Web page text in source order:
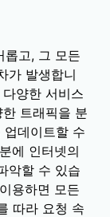
롭고, 그 모든
가 발생합니
양한 서비스
트래픽을 분
데이트할 수
에 인터넷의
악할 수 있습
용하면 모든
따라 요청 속